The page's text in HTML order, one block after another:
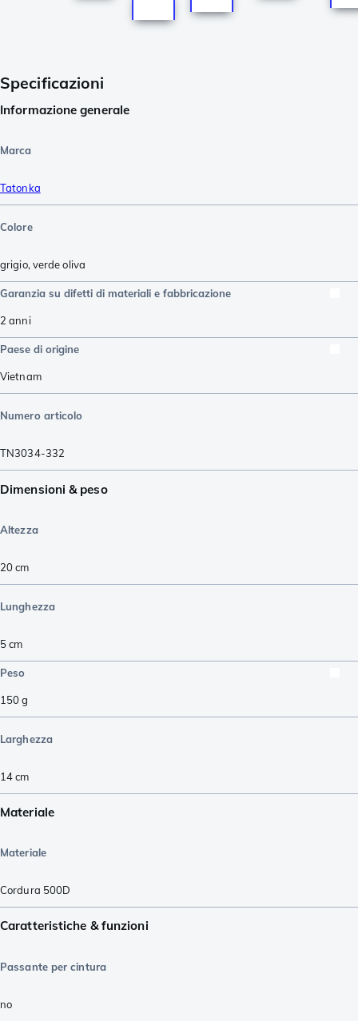
Specificazioni
Informazione generale
Marca
Tatonka
Colore
grigio,verde oliva
Garanzia su difetti di materiali e fabbricazione
2 anni
Paese di origine
Vietnam
Numero articolo
TN3034-332
Dimensioni & peso
Altezza
20cm
Lunghezza
5cm
Peso
150g
Larghezza
14cm
Materiale
Materiale
Cordura 500D
Caratteristiche & funzioni
Passante per cintura
no